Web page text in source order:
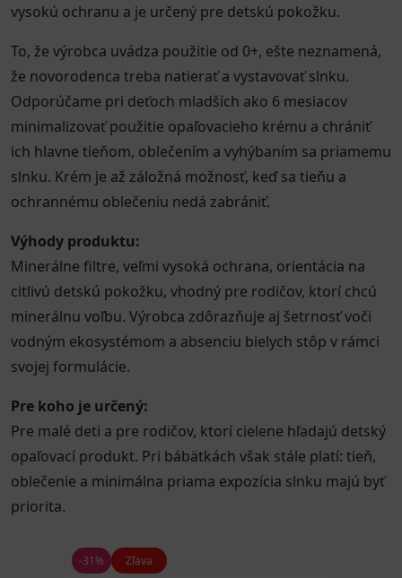
vysokú ochranu a je určený pre detskú pokožku.
To, že výrobca uvádza použitie od 0+, ešte neznamená,
že novorodenca treba natierať a vystavovať slnku.
Odporúčame pri deťoch mladších ako 6 mesiacov
minimalizovať použitie opaľovacieho krému a chrániť
ich hlavne tieňom, oblečením a vyhýbaním sa priamemu
slnku. Krém je až záložná možnosť, keď sa tieňu a
ochrannému oblečeniu nedá zabrániť.
Výhody produktu:
Minerálne filtre, veľmi vysoká ochrana, orientácia na
citlivú detskú pokožku, vhodný pre rodičov, ktorí chcú
minerálnu voľbu. Výrobca zdôrazňuje aj šetrnosť voči
vodným ekosystémom a absenciu bielych stôp v rámci
svojej formulácie.
Pre koho je určený:
Pre malé deti a pre rodičov, ktorí cielene hľadajú detský
opaľovací produkt. Pri bábätkách však stále platí: tieň,
oblečenie a minimálna priama expozícia slnku majú byť
priorita.
-31% Zľava